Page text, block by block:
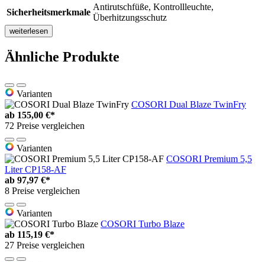
Sicherheitsmerkmale
Antirutschfüße, Kontrollleuchte,
Überhitzungsschutz
weiterlesen
Ähnliche Produkte
Varianten
COSORI Dual Blaze TwinFry
ab 155,00 €*
72 Preise vergleichen
Varianten
COSORI Premium 5,5
Liter CP158-AF
ab 97,97 €*
8 Preise vergleichen
Varianten
COSORI Turbo Blaze
ab 115,19 €*
27 Preise vergleichen